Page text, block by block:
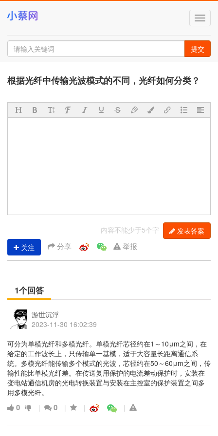
切
换
导
航
提交
根据光纤中传输光波模式的不同，光纤如何分类？
内容不能少于5个字
发表答案
关注
分享 举报
1个回答
游世沉浮
2023-11-30 16:02:39
可分为单模光纤和多模光纤。单模光纤芯径约在1～10μm之间，在
给定的工作波长上，只传输单一基模，适于大容量长距离通信系
统。多模光纤能传输多个模式的光波，芯径约在50～60μm之间，传
输性能比单模光纤差。在传送复用保护的电流差动保护时，安装在
变电站通信机房的光电转换装置与安装在主控室的保护装置之间多
用多模光纤。
0 | 0 | | |